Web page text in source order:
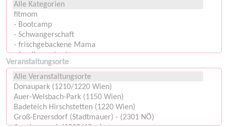
Veranstaltungsorte